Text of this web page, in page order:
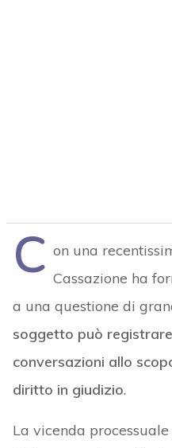
C on una
Cassazione ha
a una questione di
soggetto può
conversazioni allo
diritto in giudizio.
La vicenda